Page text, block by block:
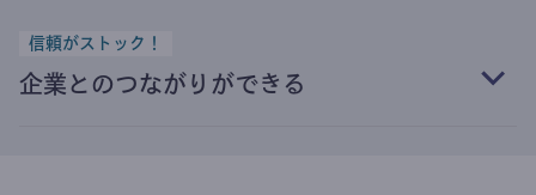
信頼がストック！
企業とのつながりができる